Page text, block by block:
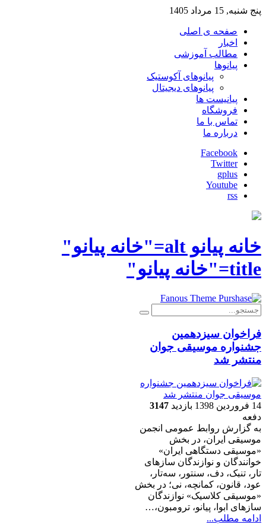
پنج شنبه, 15 مرداد 1405
صفحه ی اصلی
اخبار
مطالب آموزشی
پیانوها
پیانوهای آکوستیک
پیانوهای دیجیتال
پیانیست ها
فروشگاه
تماس با ما
درباره ما
Facebook
Twitter
gplus
Youtube
rss
خانه پیانو alt="خانه پیانو"
title="خانه پیانو"
فراخوان سیزدهمین
جشنواره موسیقی جوان
منتشر شد
14 فروردين 1398 بازدید 3147
دفعه
به گزارش روابط عمومی انجمن
موسیقی ایران، در بخش
«موسیقی دستگاهی ایران»
خوانندگان و نوازندگان سازهای
تار، تنبک، دف، سنتور، سه‌تار،
عود، قانون، کمانچه، نی؛ در بخش
«موسیقی کلاسیک» نوازندگان
سازهای ابوا، پیانو، ترومبون،…
ادامه مطلب...